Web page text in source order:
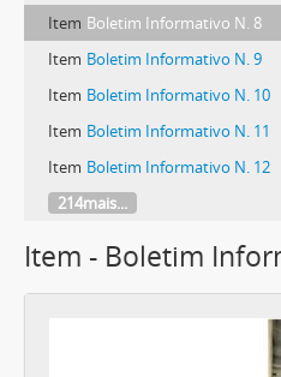
Item Boletim Informativo N. 8
Item Boletim Informativo N. 9
Item Boletim Informativo N. 10
Item Boletim Informativo N. 11
Item Boletim Informativo N. 12
214mais...
Item - Boletim